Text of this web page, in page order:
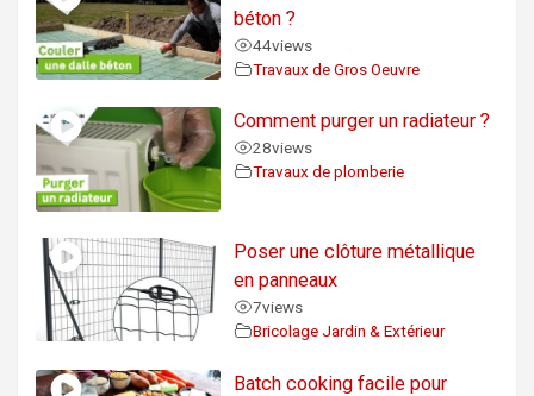
béton ?
44views
Travaux de Gros Oeuvre
Comment purger un radiateur ?
28views
Travaux de plomberie
Poser une clôture métallique
en panneaux
7views
Bricolage Jardin & Extérieur
Batch cooking facile pour